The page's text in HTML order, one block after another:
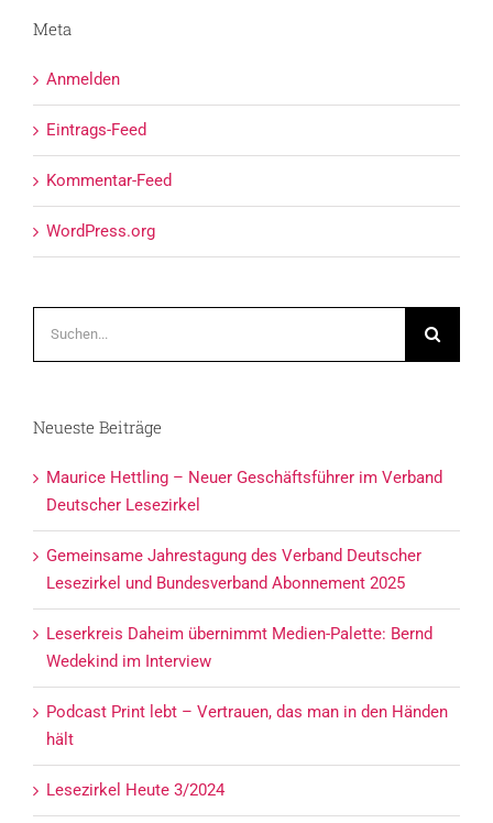
Meta
Anmelden
Eintrags-Feed
Kommentar-Feed
WordPress.org
Neueste Beiträge
Maurice Hettling – Neuer Geschäftsführer im Verband
Deutscher Lesezirkel
Gemeinsame Jahrestagung des Verband Deutscher
Lesezirkel und Bundesverband Abonnement 2025
Leserkreis Daheim übernimmt Medien-Palette: Bernd
Wedekind im Interview
Podcast Print lebt – Vertrauen, das man in den Händen
hält
Lesezirkel Heute 3/2024